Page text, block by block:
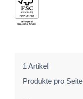
1 Artikel
Produkte pro Seite